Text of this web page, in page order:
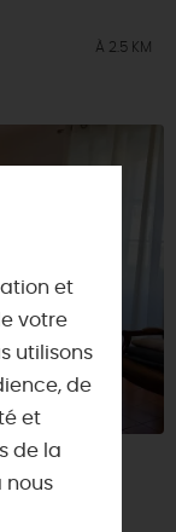
À 2.5 KM
de
et
votre
utilisons
de
et
de la
nous